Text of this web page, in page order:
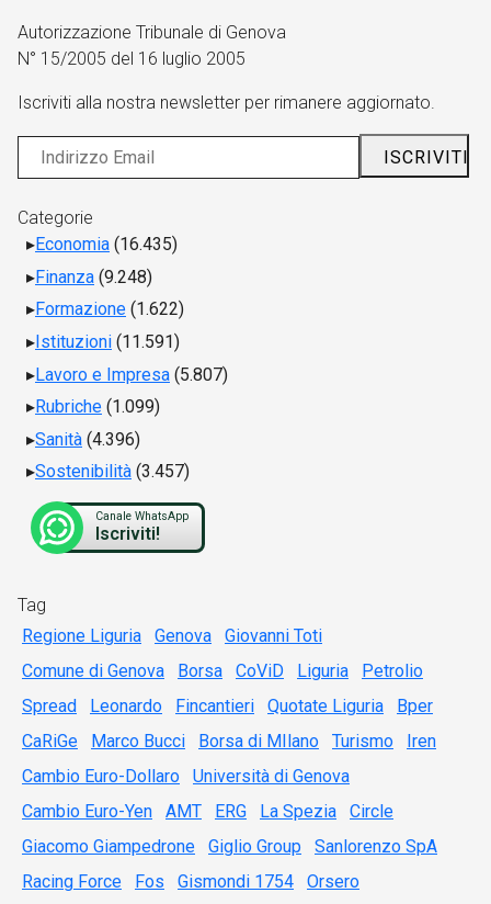
Autorizzazione Tribunale di Genova
N° 15/2005 del 16 luglio 2005
Iscriviti alla nostra newsletter per rimanere aggiornato.
Categorie
Economia (16.435)
Finanza (9.248)
Formazione (1.622)
Istituzioni (11.591)
Lavoro e Impresa (5.807)
Rubriche (1.099)
Sanità (4.396)
Sostenibilità (3.457)
Canale WhatsApp
Iscriviti!
Tag
Regione Liguria
Genova
Giovanni Toti
Comune di Genova
Borsa CoViD Liguria
Petrolio
Spread
Leonardo Fincantieri Quotate Liguria
Bper
CaRiGe
Marco Bucci Borsa di MIlano Turismo
Iren
Cambio Euro-Dollaro
Università di Genova
Cambio Euro-Yen
AMT ERG La Spezia
Circle
Giacomo Giampedrone
Giglio Group
Sanlorenzo SpA
Racing Force
Fos Gismondi 1754
Orsero